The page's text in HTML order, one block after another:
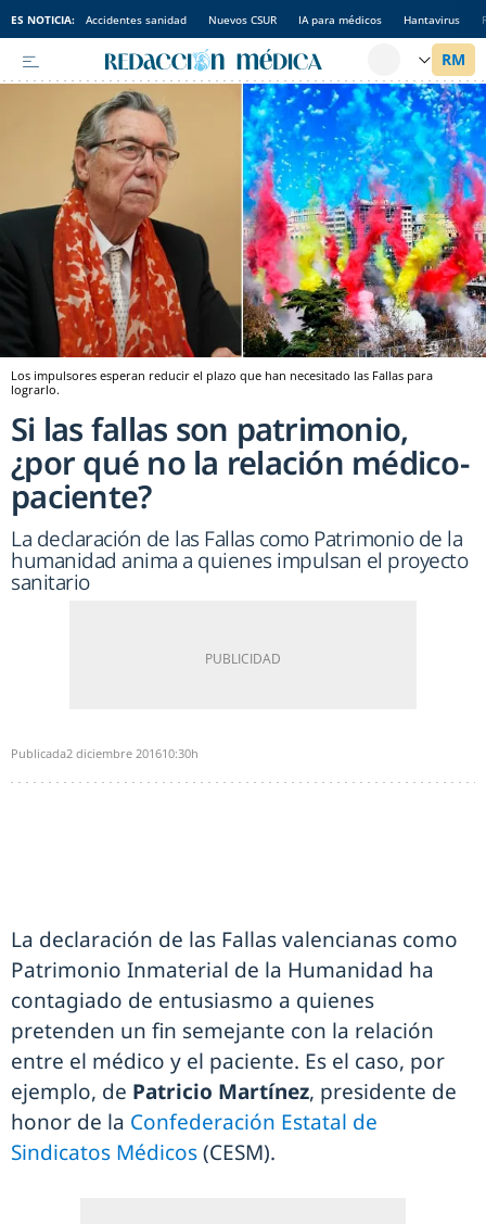
ES NOTICIA: Accidentes sanidad Nuevos CSUR IA para médicos Hantavirus
Los impulsores esperan reducir el plazo que han necesitado las Fallas para
lograrlo.
Si las fallas son patrimonio,
¿por qué no la relación médico-
paciente?
La declaración de las Fallas como Patrimonio de la
humanidad anima a quienes impulsan el proyecto
sanitario
Publicada2 diciembre 201610:30h
La declaración de las Fallas valencianas como
Patrimonio Inmaterial de la Humanidad ha
contagiado de entusiasmo a quienes
pretenden un fin semejante con la relación
entre el médico y el paciente. Es el caso, por
ejemplo, de Patricio Martínez, presidente de
honor de la Confederación Estatal de
Sindicatos Médicos(CESM).